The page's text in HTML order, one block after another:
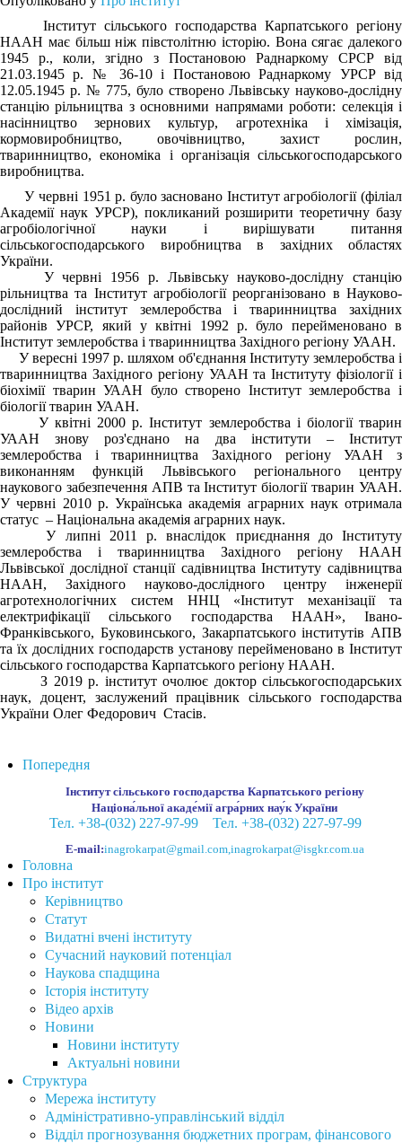
Інститут сільського господарства Карпатського регіону
НААН має більш ніж півстолітню історію. Вона сягає далекого
1945 р., коли, згідно з Постановою Раднаркому СРСР від
21.03.1945 р. № 36-10 і Постановою Раднаркому УРСР від
12.05.1945 р. № 775, було створено Львівську науково-дослідну
станцію рільництва з основними напрямами роботи: селекція і
насінництво зернових культур, агротехніка і хімізація,
кормовиробництво, овочівництво, захист рослин,
тваринництво, економіка і організація сільськогосподарського
виробництва.
У червні 1951 р. було засновано Інститут агробіології (філіал
Академії наук УРСР), покликаний розширити теоретичну базу
агробіологічної науки і вирішувати питання
сільськогосподарського виробництва в західних областях
України.
У червні 1956 р. Львівську науково-дослідну станцію
рільництва та Інститут агробіології реорганізовано в Науково-
дослідний інститут землеробства і тваринництва західних
районів УРСР, який у квітні 1992 р. було перейменовано в
Інститут землеробства і тваринництва Західного регіону УААН.
У вересні 1997 р. шляхом об'єднання Інституту землеробства і
тваринництва Західного регіону УААН та Інституту фізіології і
біохімії тварин УААН було створено Інститут землеробства і
біології тварин УААН.
У квітні 2000 р. Інститут землеробства і біології тварин
УААН знову роз'єднано на два інститути – Інститут
землеробства і тваринництва Західного регіону УААН з
виконанням функцій Львівського регіонального центру
наукового забезпечення АПВ та Інститут біології тварин УААН.
У червні 2010 р. Українська академія аграрних наук отримала
статус – Національна академія аграрних наук.
У липні 2011 р. внаслідок приєднання до Інституту
землеробства і тваринництва Західного регіону НААН
Львівської дослідної станції садівництва Інституту садівництва
НААН, Західного науково-дослідного центру інженерії
агротехнологічних систем ННЦ «Інститут механізації та
електрифікації сільського господарства НААН», Івано-
Франківського, Буковинського, Закарпатського інститутів АПВ
та їх дослідних господарств установу перейменовано в Інститут
сільського господарства Карпатського регіону НААН.
З 2019 р. інститут очолює доктор сільськогосподарських
наук, доцент, заслужений працівник сільського господарства
України Олег Федорович Стасів.
Попередня
Інститут сільського господарства Карпатського регіону
Націона́льної акаде́мії агра́рних нау́к України
Тел. +38-(032) 227-97-99 Тел. +38-(032) 227-97-99
E-mail:inagrokarpat@gmail.com, inagrokarpat@isgkr.com.ua
Головна
Про інститут
Керівництво
Статут
Видатні вчені інституту
Сучасний науковий потенціал
Наукова спадщина
Історія інституту
Відео архів
Новини
Новини інституту
Актуальні новини
Структура
Мережа інституту
Адміністративно-управлінський відділ
Відділ прогнозування бюджетних програм, фінансового